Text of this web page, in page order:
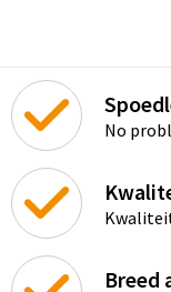
No
Breed